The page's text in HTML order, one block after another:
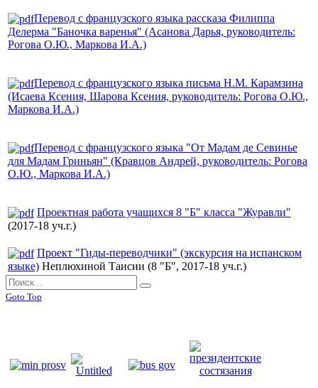
Перевод с французского языка рассказа Филиппа
Делерма "Баночка варенья" (Асанова Дарья, руководитель:
Рогова О.Ю., Маркова И.А.)
Перевод с французского языка письма Н.М. Карамзина
(Исаева Ксения, Шарова Ксения, руководитель: Рогова О.Ю.,
Маркова И.А.)
Перевод с французского языка "От Мадам де Севинье
для Мадам Гриньян" (Кравцов Андрей, руководитель: Рогова
О.Ю., Маркова И.А.)
Проектная работа учащихся 8 "Б" класса "Журавли"
(2017-18 уч.г.)
Проект "Гиды-переводчики" (экскурсия на испанском
языке) Неплюхиной Таисии (8 "Б", 2017-18 уч.г.)
Goto Top